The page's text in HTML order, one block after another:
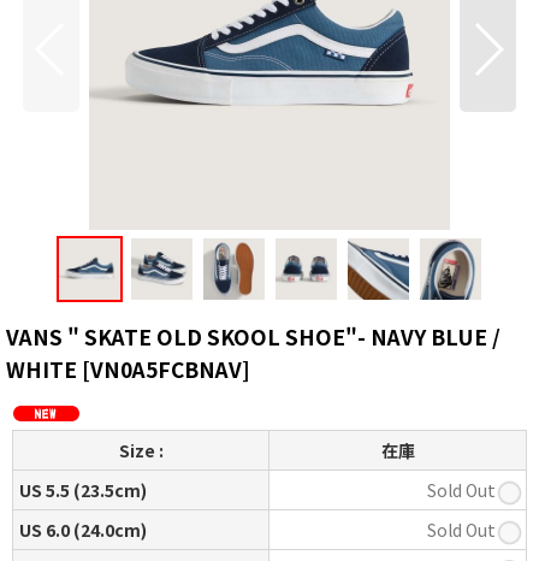
VANS " SKATE OLD SKOOL SHOE"- NAVY BLUE /
WHITE [VN0A5FCBNAV]
Size :
在庫
US 5.5 (23.5cm)
Sold Out
US 6.0 (24.0cm)
Sold Out